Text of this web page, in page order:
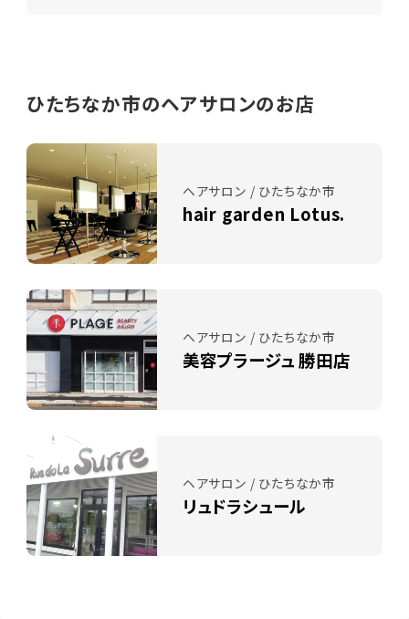
ひたちなか市のヘアサロンのお店
ヘアサロン / ひたちなか市
hair garden Lotus.
ヘアサロン / ひたちなか市
美容プラージュ 勝田店
ヘアサロン / ひたちなか市
リュドラシュール